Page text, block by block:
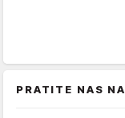
PRATITE NAS NA